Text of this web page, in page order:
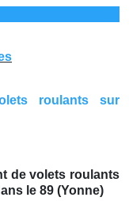
roulants sur
de volets roulants
le 89 (Yonne)